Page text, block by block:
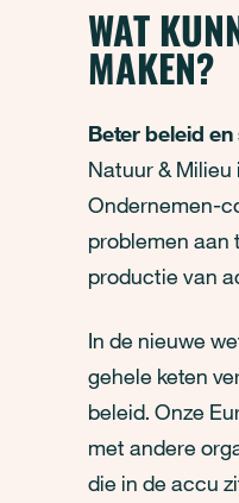
WAT
MAKEN?
Beter beleid
Natuur &
Ondernemen-
problemen aan
productie van
In de nieuwe
gehele keten
beleid. Onze
met andere
die in de accu